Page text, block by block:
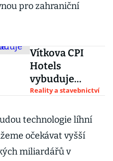
pro zahraniční
Vítkova CPI
Hotels
vybuduje
kongresový
Expanduje i v
Českém
Krumlově
Reality a stavebnictví
technologie líhní
očekávat vyšší
miliardářů v